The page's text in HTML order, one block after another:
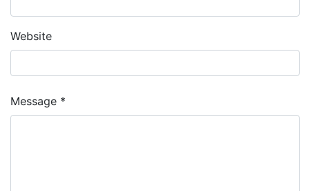
Website
Message *